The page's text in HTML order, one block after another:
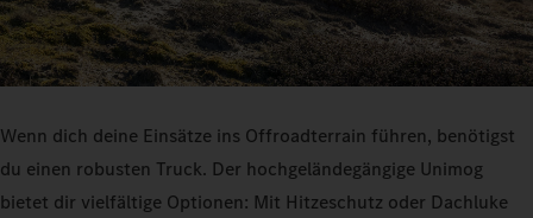
Wenn dich deine Einsätze ins Offroadterrain führen, benötigst
du einen robusten Truck. Der hochgeländegängige Unimog
bietet dir vielfältige Optionen: Mit Hitzeschutz oder Dachluke